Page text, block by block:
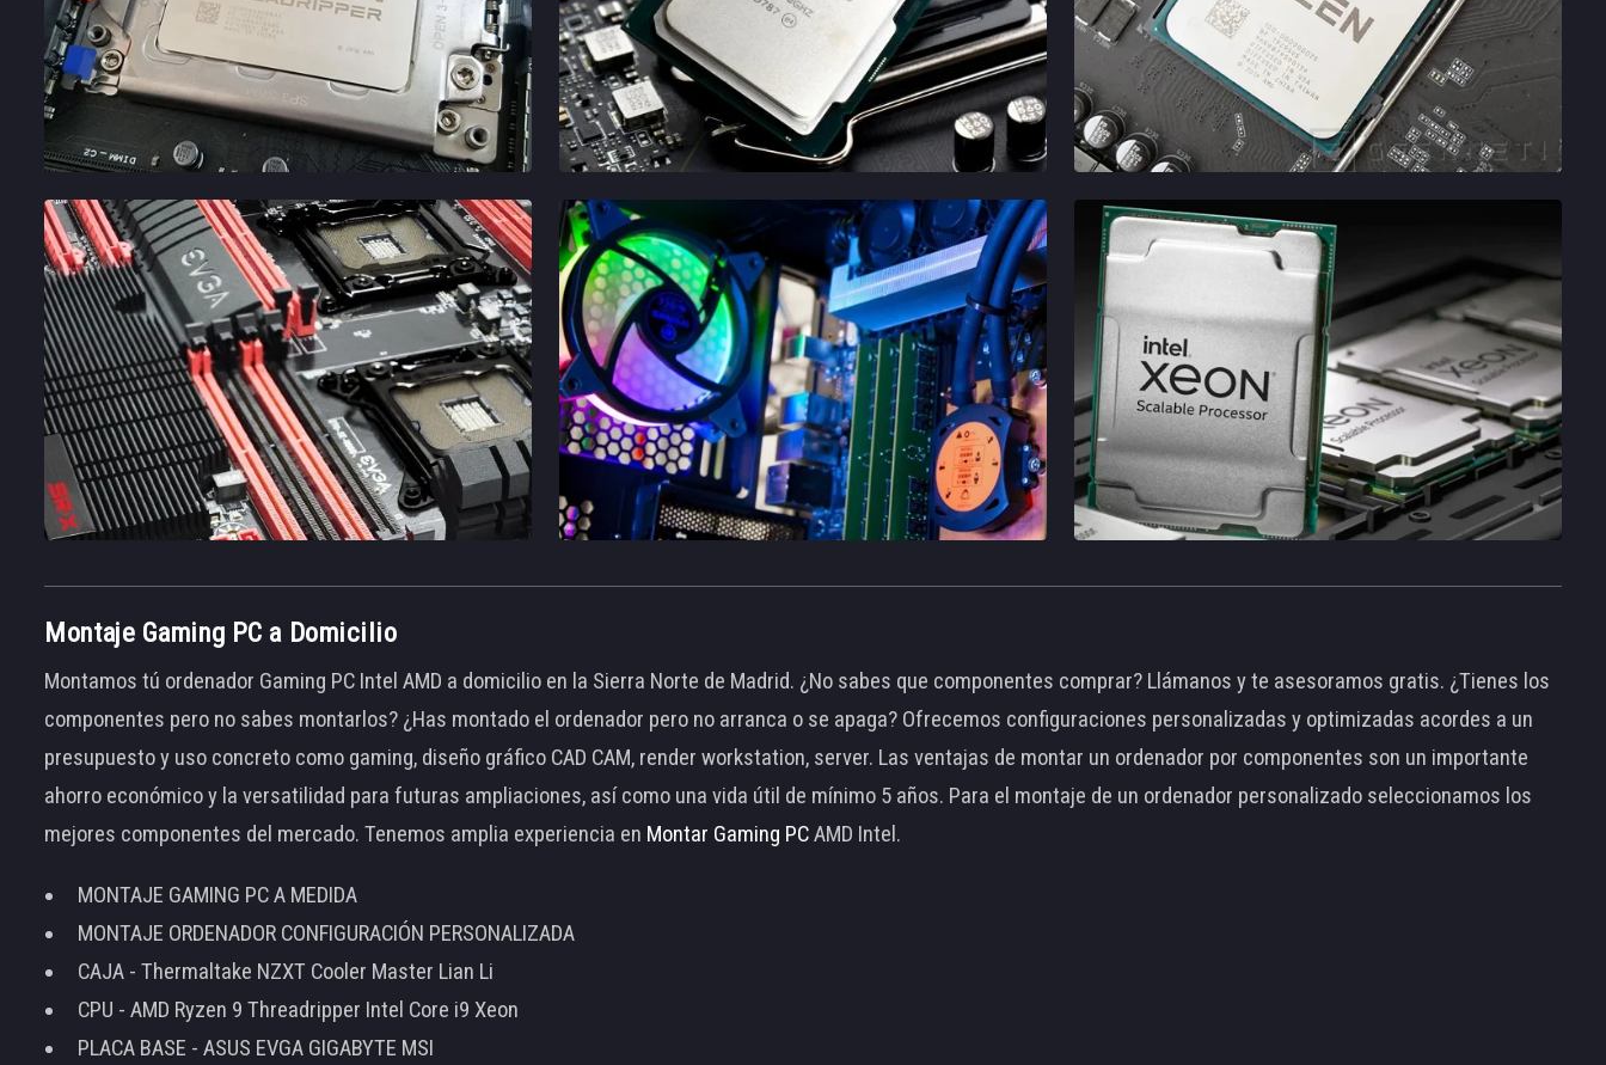
Montaje Gaming PC a Domicilio
Montamos tú ordenador Gaming PC Intel AMD a domicilio en la Sierra Norte de Madrid. ¿No sabes que componentes comprar? Llámanos y te asesoramos gratis. ¿Tienes los
componentes pero no sabes montarlos? ¿Has montado el ordenador pero no arranca o se apaga? Ofrecemos configuraciones personalizadas y optimizadas acordes a un
presupuesto y uso concreto como gaming, diseño gráfico CAD CAM, render workstation, server. Las ventajas de montar un ordenador por componentes son un importante
ahorro económico y la versatilidad para futuras ampliaciones, así como una vida útil de mínimo 5 años. Para el montaje de un ordenador personalizado seleccionamos los
mejores componentes del mercado. Tenemos amplia experiencia en Montar Gaming PCAMD Intel.
MONTAJE GAMING PC A MEDIDA
MONTAJE ORDENADOR CONFIGURACIÓN PERSONALIZADA
CAJA - Thermaltake NZXT Cooler Master Lian Li
CPU - AMD Ryzen 9 Threadripper Intel Core i9 Xeon
PLACA BASE - ASUS EVGA GIGABYTE MSI